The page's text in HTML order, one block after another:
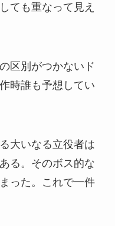
ても重なって見え
区別がつかないド
時誰も予想してい
大いなる立役者は
る。そのボス的な
った。これで一件